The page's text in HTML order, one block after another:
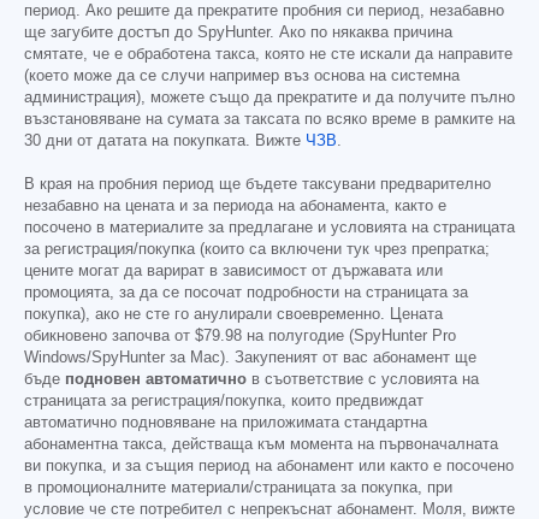
период. Ако решите да прекратите пробния си период, незабавно
ще загубите достъп до SpyHunter. Ако по някаква причина
смятате, че е обработена такса, която не сте искали да направите
(което може да се случи например въз основа на системна
администрация), можете също да прекратите и да получите пълно
възстановяване на сумата за таксата по всяко време в рамките на
30 дни от датата на покупката. Вижте ЧЗВ
В края на пробния период ще бъдете таксувани предварително
незабавно на цената и за периода на абонамента, както е
посочено в материалите за предлагане и условията на страницата
за регистрация/покупка (които са включени тук чрез препратка;
цените могат да варират в зависимост от държавата или
промоцията, за да се посочат подробности на страницата за
покупка), ако не сте го анулирали своевременно. Цената
обикновено започва от $79.98 на полугодие (SpyHunter Pro
Windows/SpyHunter за Mac). Закупеният от вас абонамент ще
бъде подновен автоматично в съответствие с условията на
страницата за регистрация/покупка, които предвиждат
автоматично подновяване на приложимата стандартна
абонаментна такса, действаща към момента на първоначалната
ви покупка, и за същия период на абонамент или както е посочено
в промоционалните материали/страницата за покупка, при
условие че сте потребител с непрекъснат абонамент. Моля, вижте